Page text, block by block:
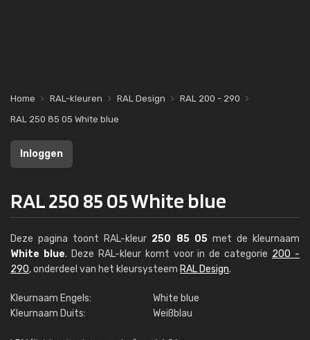
Home RAL-kleuren RAL Design
RAL 200 - 290
RAL 250 85 05 White blue
Inloggen
RAL 250 85 05 White blue
Deze pagina toont RAL-kleur 250 85 05met de kleurnaam
White blue. Deze RAL-kleur komt voor in de categorie 200 -
290, onderdeel van het kleursysteem RAL Design.
Kleurnaam Engels:
White blue
Kleurnaam Duits:
Weißblau